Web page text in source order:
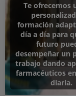
Te ofrecemos
formación
día a día para
futuro
desempeñar un
trabajo dando
farmacéuticos
diaria.